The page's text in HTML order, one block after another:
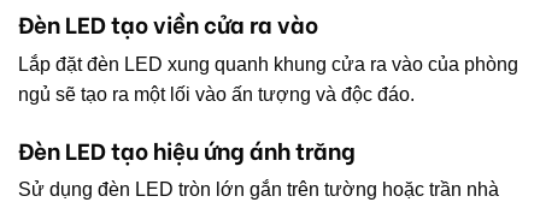
Đèn LED tạo viền cửa ra vào
Lắp đặt đèn LED xung quanh khung cửa ra vào của phòng
ngủ sẽ tạo ra một lối vào ấn tượng và độc đáo.
Đèn LED tạo hiệu ứng ánh trăng
Sử dụng đèn LED tròn lớn gắn trên tường hoặc trần nhà